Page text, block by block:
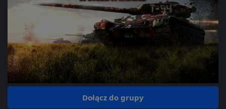
Dołącz do grupy